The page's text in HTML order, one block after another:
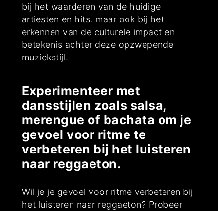
bij het waarderen van de huidige
artiesten en hits, maar ook bij het
erkennen van de culturele impact en
betekenis achter deze opzwepende
muziekstijl.
Experimenteer met
dansstijlen zoals salsa,
merengue of bachata om je
gevoel voor ritme te
verbeteren bij het luisteren
naar reggaeton.
Wil je je gevoel voor ritme verbeteren bij
het luisteren naar reggaeton? Probeer